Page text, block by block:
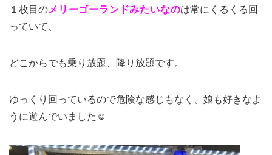
１枚目のメリーゴーランドみたいなのは常にくるくる回
っていて、
どこからでも乗り放題、降り放題です。
ゆっくり回っているので危険な感じもなく、娘も好きなよ
うに遊んでいました☺